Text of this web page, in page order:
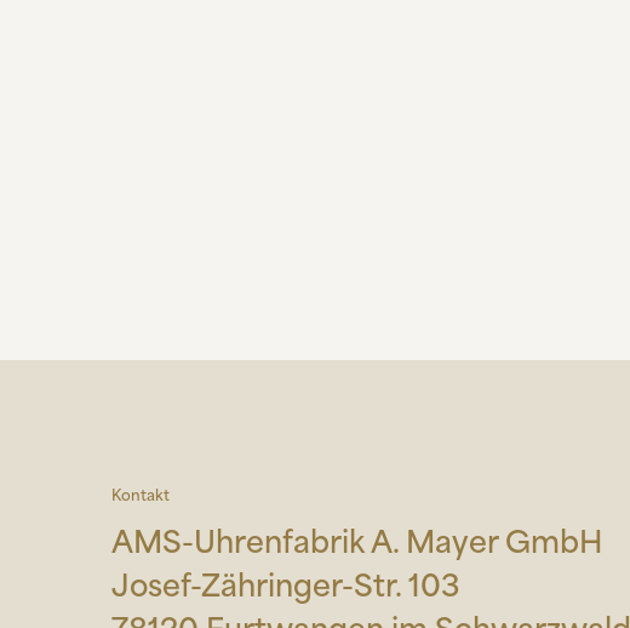
Kontakt
AMS-Uhrenfabrik A. Mayer GmbH
Josef-Zähringer-Str. 103